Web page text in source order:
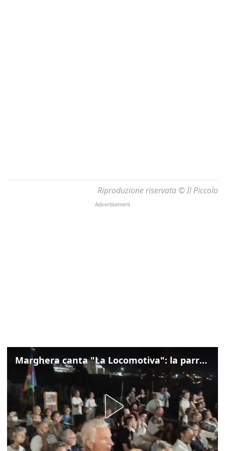
Riproduzione riservata © Il Piccolo
Marghera canta "La Locomotiva": la parrocchia della Cita ricorda Guccini